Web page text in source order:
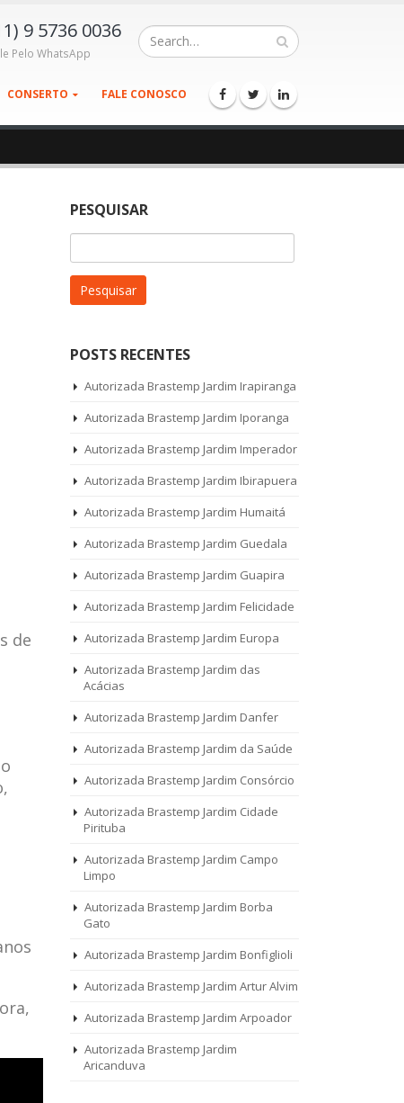
9 5736 0036
Pelo WhatsApp
CONSERTO FALE CONOSCO
de
PESQUISAR
por:
POSTS RECENTES
Autorizada Brastemp Jardim Irapiranga
Autorizada Brastemp Jardim Iporanga
Autorizada Brastemp Jardim Imperador
Autorizada Brastemp Jardim Ibirapuera
Autorizada Brastemp Jardim Humaitá
Autorizada Brastemp Jardim Guedala
Autorizada Brastemp Jardim Guapira
Autorizada Brastemp Jardim Felicidade
Autorizada Brastemp Jardim Europa
Autorizada Brastemp Jardim das
Acácias
Autorizada Brastemp Jardim Danfer
Autorizada Brastemp Jardim da Saúde
Autorizada Brastemp Jardim Consórcio
Autorizada Brastemp Jardim Cidade
Pirituba
Autorizada Brastemp Jardim Campo
Limpo
Autorizada Brastemp Jardim Borba
Gato
Autorizada Brastemp Jardim Bonfiglioli
Autorizada Brastemp Jardim Artur Alvim
Autorizada Brastemp Jardim Arpoador
Autorizada Brastemp Jardim
Aricanduva